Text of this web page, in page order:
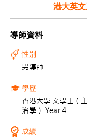
港大英
導師資料
性別
男導師
學歷
香港大學 文學士（
治學） Year 4
成績